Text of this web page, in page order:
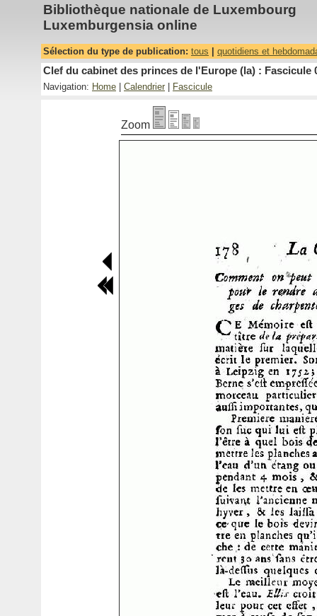
Bibliothèque nationale de Luxembourg
Luxemburgensia online
Sélection du type de publication: tous quotidiens et
Clef du cabinet des princes de l'Europe (la) : Fascicule
Navigation: Home Calendrier Fascicule
Zoom